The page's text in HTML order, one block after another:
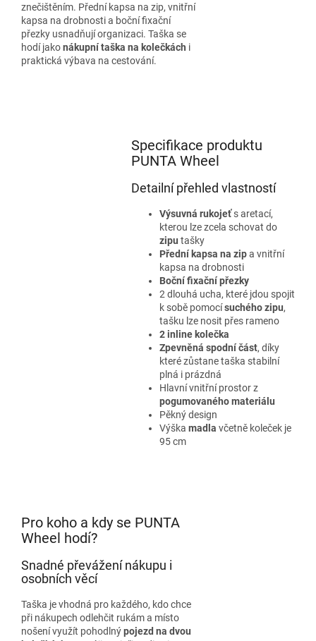
znečištěním. Přední kapsa na zip, vnitřní
kapsa na drobnosti a boční fixační
přezky usnadňují organizaci. Taška se
hodí jakonákupní taška na kolečkách i
praktická výbava na cestování.
Specifikace produktu
PUNTA Wheel
Detailní přehled vlastností
Výsuvná rukojeťs aretací,
kterou lze zcela schovat do
zipu tašky
Přední kapsa na zipa vnitřní
kapsa na drobnosti
Boční fixační přezky
2 dlouhá ucha, které jdou spojit
k sobě pomocísuchého zipu,
tašku lze nosit přes rameno
2 inline kolečka
Zpevněná spodní část, díky
které zůstane taška stabilní
plná i prázdná
Hlavní vnitřní prostor z
pogumovaného materiálu
Pěkný design
Výška madla včetně koleček je
95 cm
Pro koho a kdy se PUNTA
Wheel hodí?
Snadné převážení nákupu i
osobních věcí
Taška je vhodná pro každého, kdo chce
při nákupech odlehčit rukám a místo
nošení využít pohodlnýpojezd na dvou